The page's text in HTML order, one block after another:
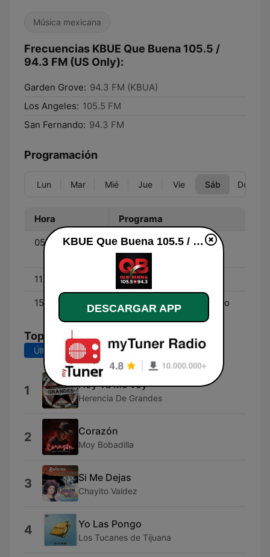
Música mexicana
Frecuencias KBUE Que Buena 105.5 /
94.3 FM (US Only):
Garden Grove: 94.3 FM (KBUA)
Los Angeles: 105.5 FM
San Fernando: 94.3 FM
Programación
Lun Mar Mié Jue Vie Sáb Dom
Hora Programa
05:00 - 10:00
Don Cheto Al Aire -
Aniceto
11:00 - 15:00 La Socia - Silvia Pinal
15:00 - 19:00 El Parientito y El Marciano
Top Canciones
Últimos 7 días Últimos 30 días
1 Hoy Ya Me Voy
Herencia De Grandes
2 Corazón
Moy Bobadilla
3 Si Me Dejas
Chayito Valdez
4 Yo Las Pongo
Los Tucanes de Tijuana
KBUE Que Buena 105.5 / 94.3 FM (US Only) en línea
DESCARGAR APP